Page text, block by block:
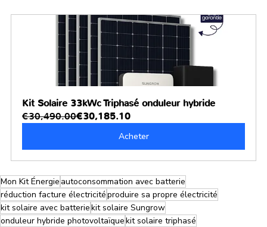
Kit Solaire 33kWc Triphasé onduleur hybride
€30,490.00€30,185.10
Acheter
Mon Kit Énergie autoconsommation avec batterie
réduction facture électricitéproduire sa propre électricité
kit solaire avec batteriekit solaire Sungrow
onduleur hybride photovoltaïquekit solaire triphasé